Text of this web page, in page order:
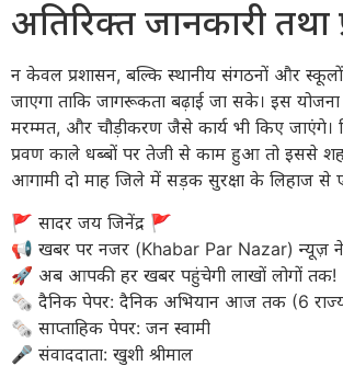
अतिरिक्त जानकारी तथा
न केवल प्रशासन, बल्कि स्थानीय संगठनों और
जाएगा ताकि जागरूकता बढ़ाई जा सके। इस
मरम्मत, और चौड़ीकरण जैसे कार्य भी किए जाएंगे।
प्रवण काले धब्बों पर तेजी से काम हुआ तो इससे
आगामी दो माह जिले में सड़क सुरक्षा के लिहाज से
​🚩 सादर जय जिनेंद्र 🚩
​📢 खबर पर नजर (Khabar Par Nazar) न्यूज़
🚀 अब आपकी हर खबर पहुंचेगी लाखों लोगों तक!
​🗞️ दैनिक पेपर: दैनिक अभियान आज तक (6 राज्यों
🗞️ साप्ताहिक पेपर: जन स्वामी
​🎤 संवाददाता: खुशी श्रीमाल